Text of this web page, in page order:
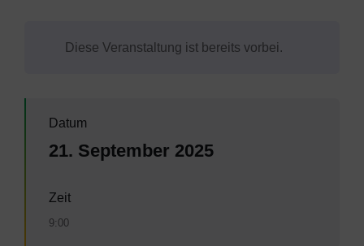
Diese Veranstaltung ist bereits vorbei.
Datum
21. September 2025
Zeit
9:00